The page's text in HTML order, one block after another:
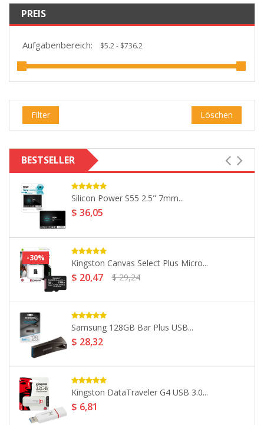
PREIS
Aufgabenbereich:
Filter Löschen
BESTSELLER
Philips Snow Series USB 2.0...
$ 6,43
Kingston ValueRAM 8GB (2x4GB) 1600MHz...
$ 70,83
Kingston Technology SA400S37/240G A400
SSD...
Patriot Memory Burst SSD Solid...
$ 36,05